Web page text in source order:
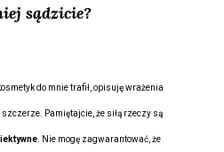
sądzicie?
do mnie trafił, opisuję wrażenia
Pamiętajcie, że siłą rzeczy są
. Nie mogę zagwarantować, że